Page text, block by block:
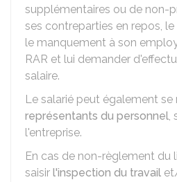
supplémentaires ou de non-
ses contreparties en repos,
le manquement à son
RAR et lui demander
salaire.
Le salarié peut également se
représentants du personnel,
l'entreprise.
En cas de non-règlement du
saisir l'inspection du travail